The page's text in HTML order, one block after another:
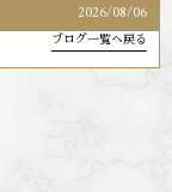
2026/08/06
ブログ一覧へ戻る